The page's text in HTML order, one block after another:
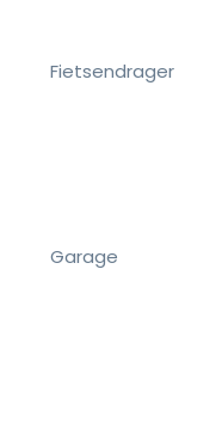
Fietsendrager
Garage